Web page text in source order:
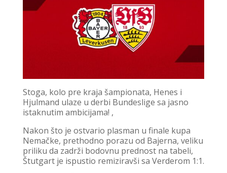
Stoga, kolo pre kraja šampionata, Henes i
Hjulmand ulaze u derbi Bundeslige sa jasno
istaknutim ambicijama! ,
Nakon što je ostvario plasman u finale kupa
Nemačke, prethodno porazu od Bajerna, veliku
priliku da zadrži bodovnu prednost na tabeli,
Štutgart je ispustio remiziravši sa Verderom 1:1.